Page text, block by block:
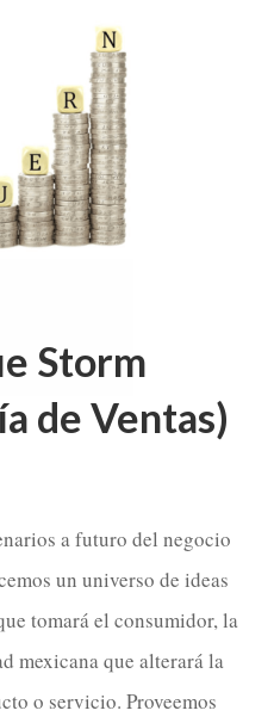
Storm
de Ventas)
a futuro del negocio
un universo de ideas
tomará el consumidor, la
mexicana que alterará la
o servicio. Proveemos